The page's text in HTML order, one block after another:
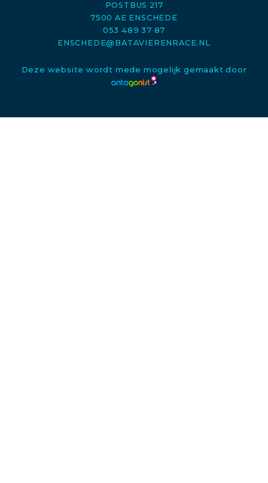
POSTBUS 217
7500 AE ENSCHEDE
053 489 37 87
ENSCHEDE@BATAVIERENRACE.NL
Deze website wordt mede mogelijk gemaakt door